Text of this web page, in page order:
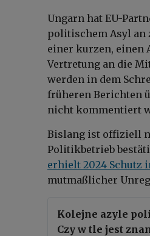
Ungarn hat EU-
politischem Asyl an
einer kurzen, einen
Vertretung an die
werden in dem
früheren Berichten
nicht kommentiert
Bislang ist offiziell
Politikbetrieb
erhielt 2024 Schutz
mutmaßlicher
Kolejne azyle
Czy w tle jest